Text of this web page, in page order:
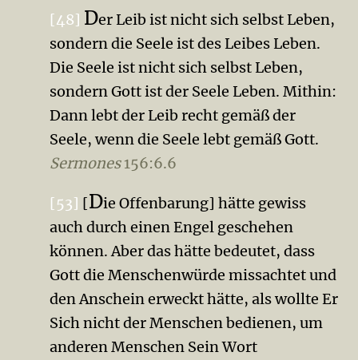
[48] Der Leib ist nicht sich selbst Leben,
sondern die Seele ist des Leibes Leben.
Die Seele ist nicht sich selbst Leben,
sondern Gott ist der Seele Leben. Mithin:
Dann lebt der Leib recht gemäß der
Seele, wenn die Seele lebt gemäß Gott.
Sermones156:6.6
[53] [Die Offenbarung] hätte gewiss
auch durch einen Engel geschehen
können. Aber das hätte bedeutet, dass
Gott die Menschenwürde missachtet und
den Anschein erweckt hätte, als wollte Er
Sich nicht der Menschen bedienen, um
anderen Menschen Sein Wort